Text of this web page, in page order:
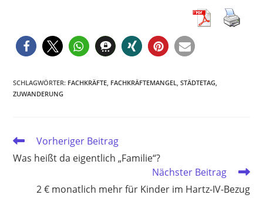
SCHLAGWÖRTER: FACHKRÄFTE FACHKRÄFTEMANGEL STÄDTETAG
ZUWANDERUNG
Weitere
ansehen
Vorheriger Beitrag
Was heißt da eigentlich „Familie“?
Nächster Beitrag
2 € monatlich mehr für Kinder im Hartz-IV-Bezug